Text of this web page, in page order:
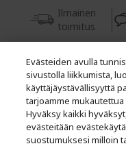
Ilmainen
toimitus
© 2026 Acer Inc.
Tästä kaupasta
jälleenmyyjä on CPYou BV.
Evästeiden avulla
sivustolla liikkumista,
käyttäjäystävällisyyttä
tarjoamme mukautettua
Hyväksy kaikki
evästeitään
suostumuksesi milloin